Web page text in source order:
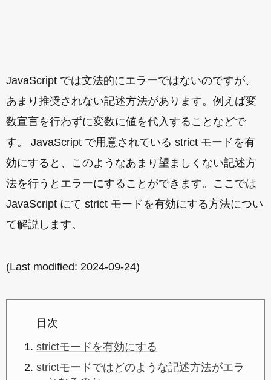
JavaScript では文法的にエラーではないのですが、
あまり推奨されない記述方法があります。例えば変
数宣言を行わずに変数に値を代入することなどで
す。 JavaScript で用意されている strict モードを有
効にすると、このようなあまり望ましくない記述方
法を行うとエラーにすることができます。ここでは
JavaScript にて strict モードを有効にする方法につい
て解説します。
(Last modified: 2024-09-24)
目次
strictモードを有効にする
strictモードではどのような記述方法がエラ